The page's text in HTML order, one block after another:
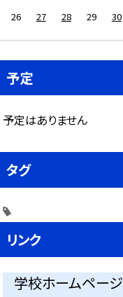
26
27 28 29 30
予定
予定はありません
タグ
リンク
学校ホームページ